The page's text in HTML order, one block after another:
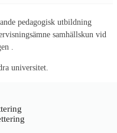
pedagogisk utbildning
samhällskun vid
.
universitet.